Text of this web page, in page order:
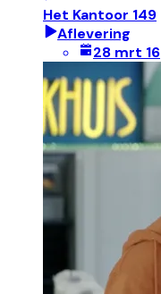
Het Kantoor 149
Aflevering
28 mrt 16